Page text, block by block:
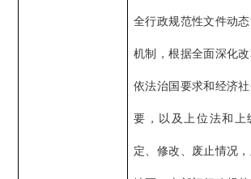
全行政规范性文件动
机制，根据全面深化
依法治国要求和经济
要，以及上位法和上
定、修改、废止情况